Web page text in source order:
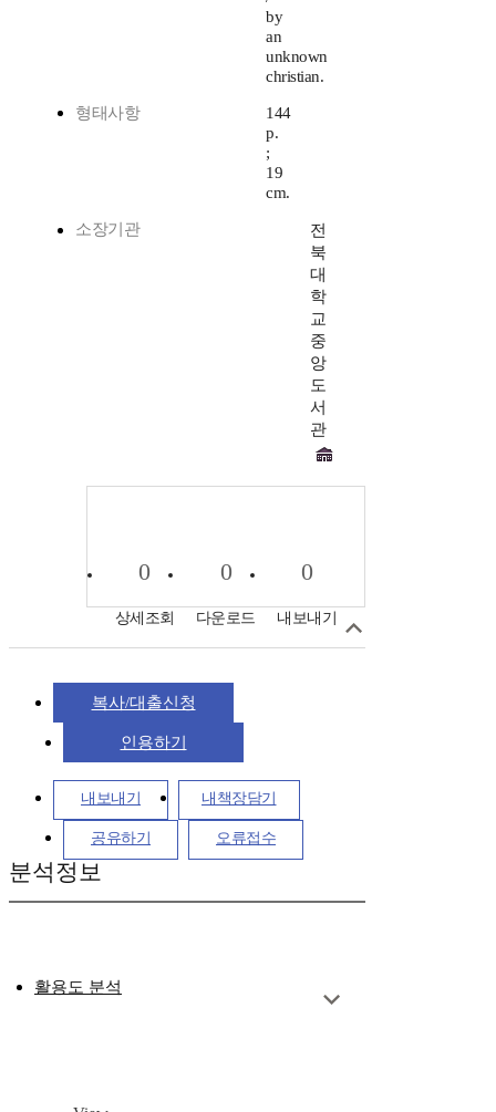
by
an
unknown
christian.
형태사항
144
p.
;
19
cm.
소장기관
전
북
대
학
교
중
앙
도
서
관
0
상세조회
0
다운로드
0
내보내기
복사/대출신청
인용하기
내보내기 내책장담기
공유하기 오류접수
분석정보
활용도 분석